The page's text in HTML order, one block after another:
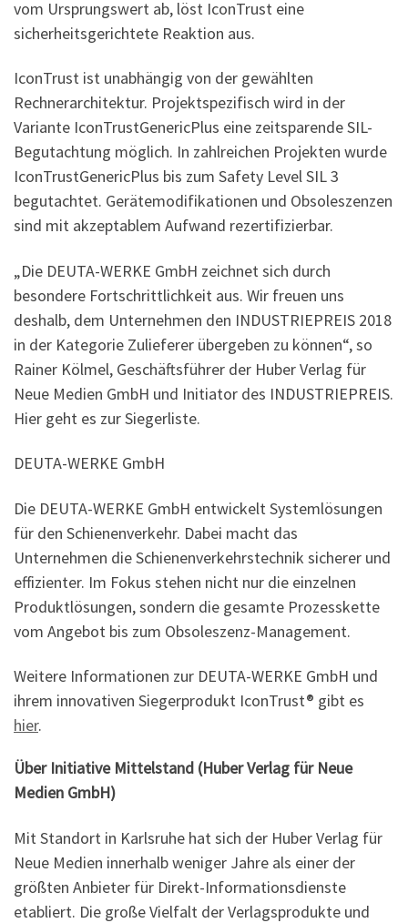
vom Ursprungswert ab, löst IconTrust eine
sicherheitsgerichtete Reaktion aus.
IconTrust ist unabhängig von der gewählten
Rechnerarchitektur. Projektspezifisch wird in der
Variante IconTrustGenericPlus eine zeitsparende SIL-
Begutachtung möglich. In zahlreichen Projekten wurde
IconTrustGenericPlus bis zum Safety Level SIL 3
begutachtet. Gerätemodifikationen und Obsoleszenzen
sind mit akzeptablem Aufwand rezertifizierbar.
„Die DEUTA-WERKE GmbH zeichnet sich durch
besondere Fortschrittlichkeit aus. Wir freuen uns
deshalb, dem Unternehmen den INDUSTRIEPREIS 2018
in der Kategorie Zulieferer übergeben zu können“, so
Rainer Kölmel, Geschäftsführer der Huber Verlag für
Neue Medien GmbH und Initiator des INDUSTRIEPREIS.
Hier geht es zur Siegerliste.
DEUTA-WERKE GmbH
Die DEUTA-WERKE GmbH entwickelt Systemlösungen
für den Schienenverkehr. Dabei macht das
Unternehmen die Schienenverkehrstechnik sicherer und
effizienter. Im Fokus stehen nicht nur die einzelnen
Produktlösungen, sondern die gesamte Prozesskette
vom Angebot bis zum Obsoleszenz-Management.
Weitere Informationen zur DEUTA-WERKE GmbH und
ihrem innovativen Siegerprodukt IconTrust® gibt es
hier.
Über Initiative Mittelstand (Huber Verlag für Neue
Medien GmbH)
Mit Standort in Karlsruhe hat sich der Huber Verlag für
Neue Medien innerhalb weniger Jahre als einer der
größten Anbieter für Direkt-Informationsdienste
etabliert. Die große Vielfalt der Verlagsprodukte und